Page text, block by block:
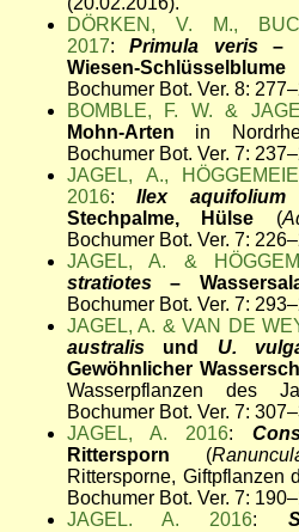
DÖRKEN, V. M.,
2017:Primula veris–
Wiesen-Schlüsselblume
Bochumer Bot. Ver. 8:
BOMBLE, F. W. &
Mohn-Arten in
Bochumer Bot. Ver. 7:
JAGEL, A.,
2016:Ilex aquifolium
Stechpalme, Hülse (
Bochumer Bot. Ver. 7:
JAGEL, A. &
stratiotes –
Bochumer Bot. Ver. 7:
JAGEL, A. & VAN DE
australis und U.
Gewöhnlicher
Wasserpflanzen des
Bochumer Bot. Ver. 7:
JAGEL, A. 2016:
Rittersporn (
Rittersporne, Giftpflanzen
Bochumer Bot. Ver. 7:
JAGEL. A. 2016: